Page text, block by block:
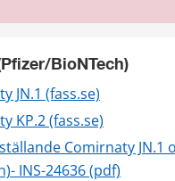
BioNTech)
JN.1 (fass.se)
KP.2 (fass.se)
Comirnaty JN.1
INS-24636 (pdf)